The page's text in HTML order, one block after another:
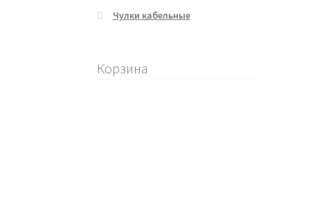
Кабельные транспортеры и трейлеры
Чулки кабельные
Корзина